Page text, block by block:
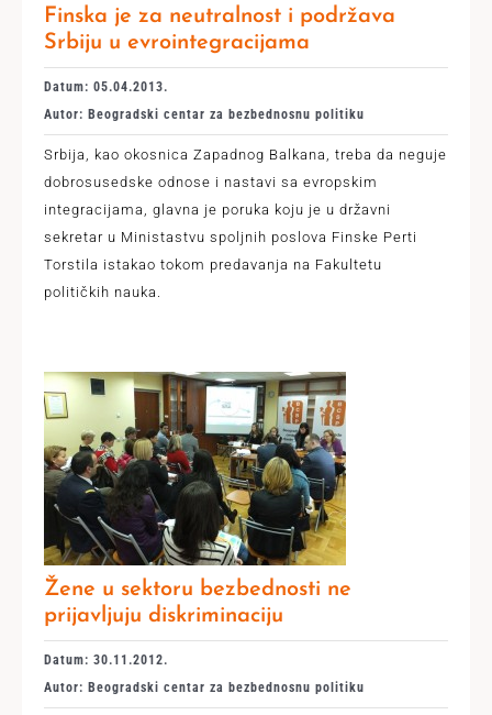
Finska je za neutralnost i podržava
Srbiju u evrointegracijama
Datum: 05.04.2013.
Autor: Beogradski centar za bezbednosnu politiku
Srbija, kao okosnica Zapadnog Balkana, treba da neguje
dobrosusedske odnose i nastavi sa evropskim
integracijama, glavna je poruka koju je u državni
sekretar u Ministastvu spoljnih poslova Finske Perti
Torstila istakao tokom predavanja na Fakultetu
političkih nauka.
Žene u sektoru bezbednosti ne
prijavljuju diskriminaciju
Datum: 30.11.2012.
Autor: Beogradski centar za bezbednosnu politiku